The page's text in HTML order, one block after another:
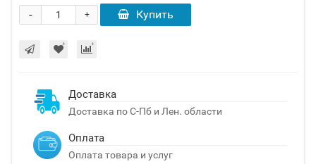
+
- Купить
Доставка
Доставка по С-Пб и Лен. области
Оплата
Оплата товара и услуг